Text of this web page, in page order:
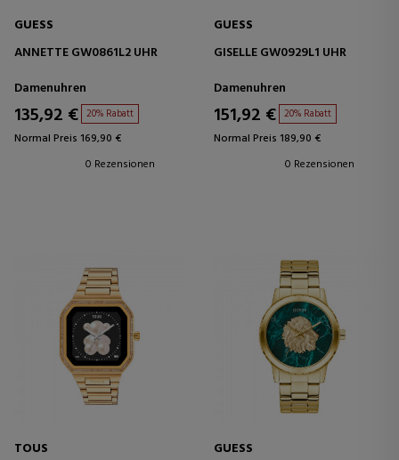
GUESS
ANNETTE GW0861L2 UHR
Damenuhren
135,92 € 20% Rabatt
Normal Preis 169,90 €
0 Rezensionen
GUESS
GISELLE GW0929L1 UHR
Damenuhren
151,92 € 20% Rabatt
Normal Preis 189,90 €
0 Rezensionen
TOUS
GUESS